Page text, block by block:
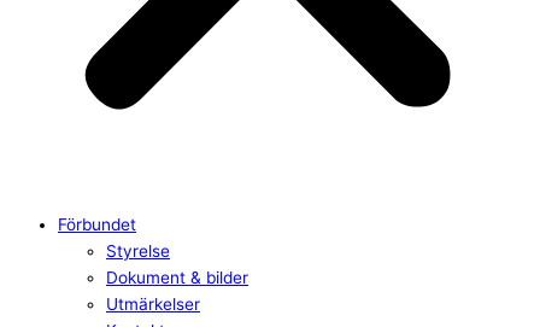
Förbundet
Styrelse
Dokument & bilder
Utmärkelser